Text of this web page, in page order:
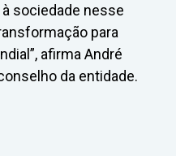
sociedade nesse
para
afirma André
da entidade.